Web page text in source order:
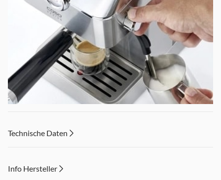
Die CASO Design "Espresso Gourmet" steht für intensives
Technische Daten
Info Hersteller